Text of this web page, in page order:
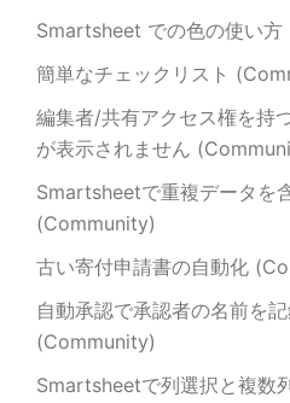
Smartsheet での色の使い方
簡単なチェックリスト
編集者/共有アクセス権を持
が表示されません
Smartsheetで重複データを
(Community)
古い寄付申請書の自動化
自動承認で承認者の名前を
(Community)
Smartsheetで列選択と複数